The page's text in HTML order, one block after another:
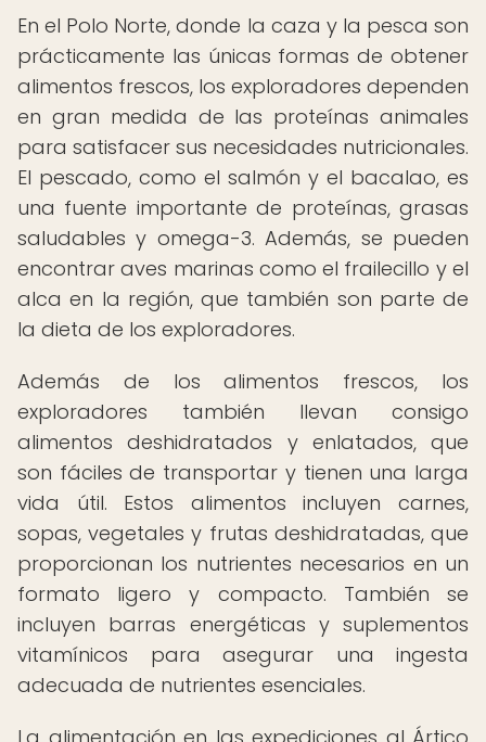
En el Polo Norte, donde la caza y la pesca son
prácticamente las únicas formas de obtener
alimentos frescos, los exploradores dependen
en gran medida de las proteínas animales
para satisfacer sus necesidades nutricionales.
El pescado, como el salmón y el bacalao, es
una fuente importante de proteínas, grasas
saludables y omega-3. Además, se pueden
encontrar aves marinas como el frailecillo y el
alca en la región, que también son parte de
la dieta de los exploradores.
Además de los alimentos frescos, los
exploradores también llevan consigo
alimentos deshidratados y enlatados, que
son fáciles de transportar y tienen una larga
vida útil. Estos alimentos incluyen carnes,
sopas, vegetales y frutas deshidratadas, que
proporcionan los nutrientes necesarios en un
formato ligero y compacto. También se
incluyen barras energéticas y suplementos
vitamínicos para asegurar una ingesta
adecuada de nutrientes esenciales.